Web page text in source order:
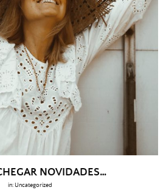
NOVIDADES…
in: Uncategorized